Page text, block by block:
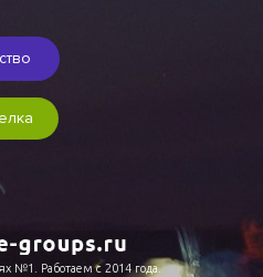
№1. Работаем с 2014 года.